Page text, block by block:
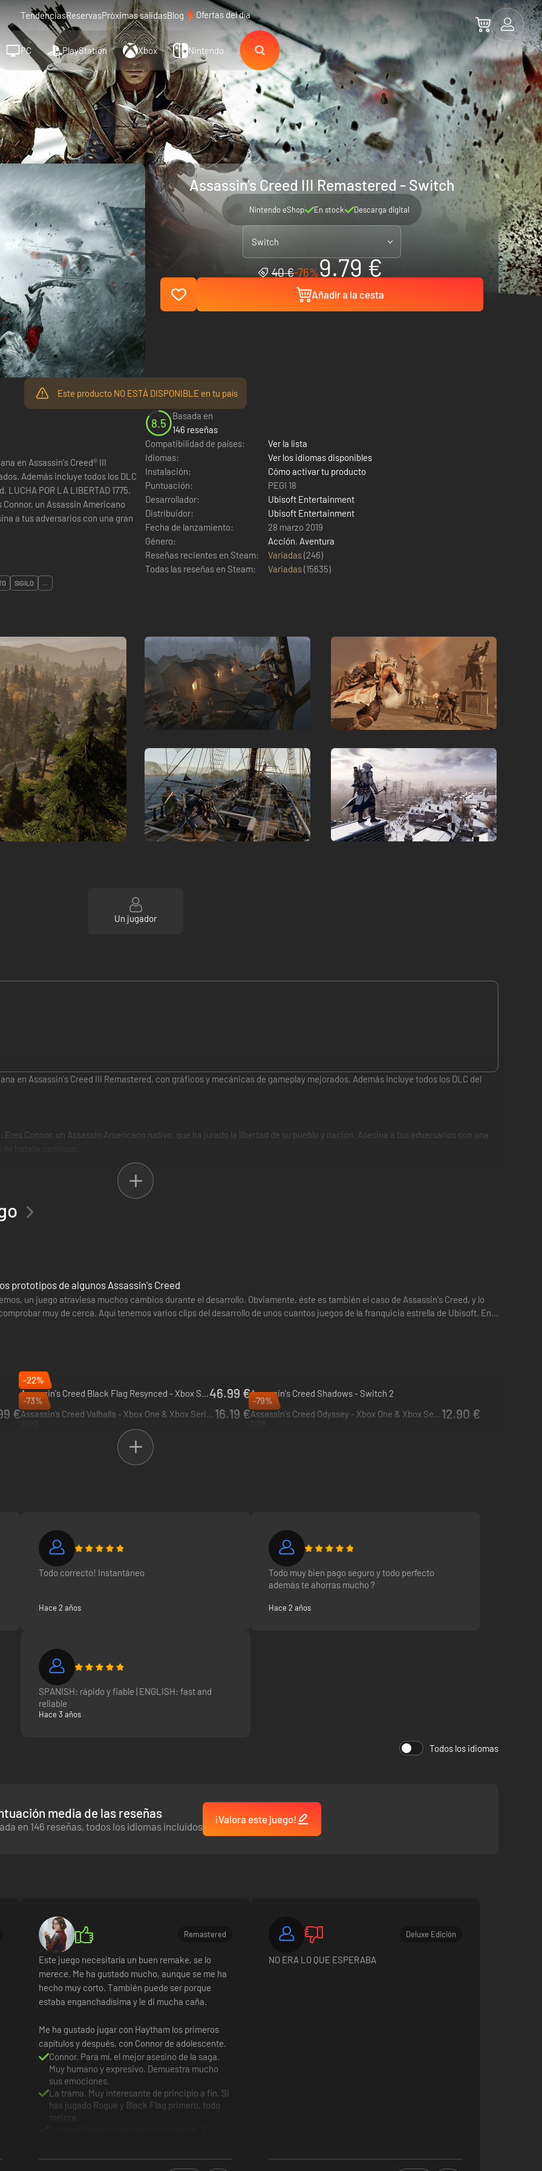
TendenciasReservasPróximas salidasBlog Ofertas del día
PC PlayStation Xbox Nintendo
Assassin's Creed III Remastered - Switch
Nintendo eShop En stock Descarga digital
Switch
40 €-76%9.79 €
Añadir a la cesta
Este producto NO ESTÁ DISPONIBLE en tu país
en Assassin's Creed® III
Además incluye todos los DLC
un Assassin Americano
a tus adversarios con una gran
8.5
Basada en
146 reseñas
Compatibilidad de países:
Ver la lista
Idiomas:
Ver los idiomas disponibles
Instalación:
Cómo activar tu producto
Puntuación:
PEGI 18
Desarrollador:
Ubisoft Entertainment
Distribuidor:
Ubisoft Entertainment
Fecha de lanzamiento:
28 marzo 2019
Género:
Acción, Aventura
Reseñas recientes en Steam:
Variadas(246)
Todas las reseñas en Steam:
Variadas(15635)
SIGILO ...
Un jugador
en Assassin's Creed III Remastered, con gráficos y mecánicas de gameplay mejorados. Además incluye todos los DLC del
Connor, un Assassin Americano nativo, que ha jurado la libertad de su pueblo y nación. Asesina a tus adversarios con una
ahora con una resolución 4K, nuevos modelos de personajes, un entorno pulido, renderizado y más. Las mecánicas de
y tu inmersión.
del Rey Washington, y el juego completo de Assassin's Creed Liberation Remastered.
prototipos de algunos Assassin's Creed
un juego atraviesa muchos cambios durante el desarrollo. Obviamente, éste es también el caso de Assassin's Creed, y lo
muy de cerca. Aquí tenemos varios clips del desarrollo de unos cuantos juegos de la franquicia estrella de Ubisoft. En
-22%
Assassin's Creed Black Flag Resynced - Xbox Series X|S
2026
46.99 €Assassin's Creed Shadows - Switch 2
2025
€
-73%
Assassin’s Creed Valhalla - Xbox One & Xbox Series X|S 16.19 €
-79%
Assassin's Creed Odyssey - Xbox One & Xbox Series X|S 12.90 €
Todo correcto! Instantáneo
Hace 2 años
Todo muy bien pago seguro y todo perfecto
además te ahorras mucho ?
Hace 2 años
SPANISH: rápido y fiable | ENGLISH: fast and
reliable
Hace 3 años
Todos los idiomas
media de las reseñas
en 146 reseñas, todos los idiomas incluidos
¡Valora este juego!
Remastered
Este juego necesitaría un buen remake, se lo
merece. Me ha gustado mucho, aunque se me ha
hecho muy corto. También puede ser porque
estaba enganchadísima y le di mucha caña.
Me ha gustado jugar con Haytham los primeros
capítulos y después, con Connor de adolescente.
Connor. Para mí, el mejor asesino de la saga.
Muy humano y expresivo. Demuestra mucho
sus emociones.
La trama. Muy interesante de principio a fin. Si
has jugado Rogue y Black Flag primero, todo
mejora.
Deluxe Edición
NO ERA LO QUE ESPERABA